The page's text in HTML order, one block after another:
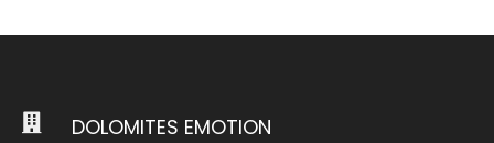
DOLOMITES EMOTION